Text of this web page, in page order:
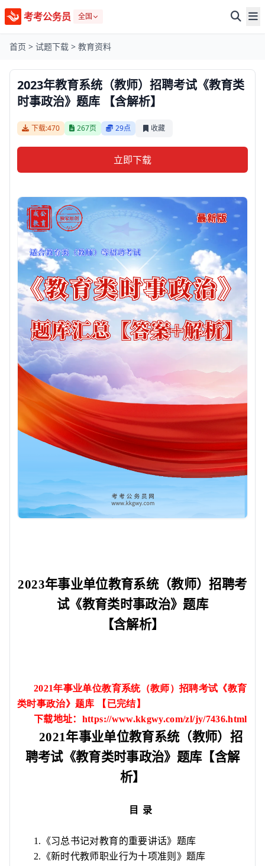
考考公务员 全国
首页 > 试题下载 > 教育资料
2023年教育系统（教师）招聘考试《教育类
时事政治》题库 【含解析】
下载:470 267页 29点 收藏
立即下载
2023年事业单位教育系统（教师）招聘考
试《教育类时事政治》题库
【含解析】
2021年事业单位教育系统（教师）招聘考试《教育
类时事政治》题库
【已完结】
下载地址： https://www.kkgwy.com/zl/jy/7436.html
2021年事业单位教育系统（教师）招
聘考试《教育类时事政治》题库【含解
析】
目 录
1. 《习总书记对教育的重要讲话》题库
2. 《新时代教师职业行为十项准则》题库